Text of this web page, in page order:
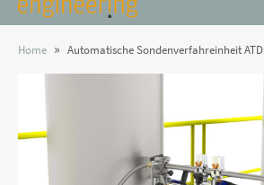
Home » Automatische Sondenverfahreinheit ATD